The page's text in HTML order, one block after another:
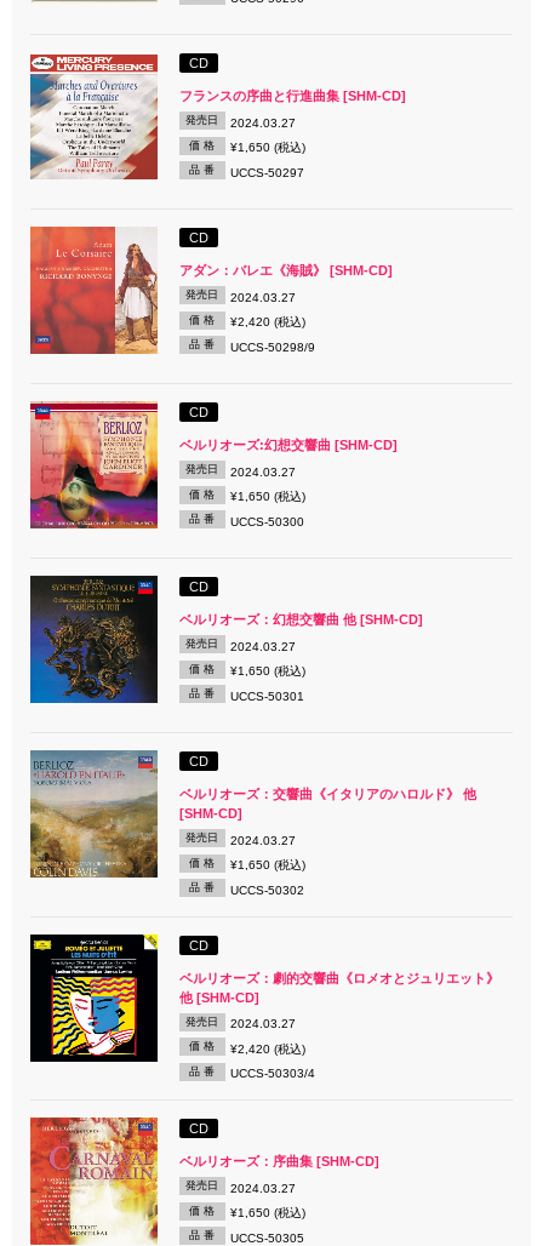
CD
フランスの序曲と行進曲集 [SHM-CD]
発売日 2024.03.27
価 格 ¥1,650 (税込)
品 番 UCCS-50297
CD
アダン：バレエ《海賊》 [SHM-CD]
発売日 2024.03.27
価 格 ¥2,420 (税込)
品 番 UCCS-50298/9
CD
ベルリオーズ:幻想交響曲 [SHM-CD]
発売日 2024.03.27
価 格 ¥1,650 (税込)
品 番 UCCS-50300
CD
ベルリオーズ：幻想交響曲 他 [SHM-CD]
発売日 2024.03.27
価 格 ¥1,650 (税込)
品 番 UCCS-50301
CD
ベルリオーズ：交響曲《イタリアのハロルド》 他
[SHM-CD]
発売日 2024.03.27
価 格 ¥1,650 (税込)
品 番 UCCS-50302
CD
ベルリオーズ：劇的交響曲《ロメオとジュリエット》
他 [SHM-CD]
発売日 2024.03.27
価 格 ¥2,420 (税込)
品 番 UCCS-50303/4
CD
ベルリオーズ：序曲集 [SHM-CD]
発売日 2024.03.27
価 格 ¥1,650 (税込)
品 番 UCCS-50305